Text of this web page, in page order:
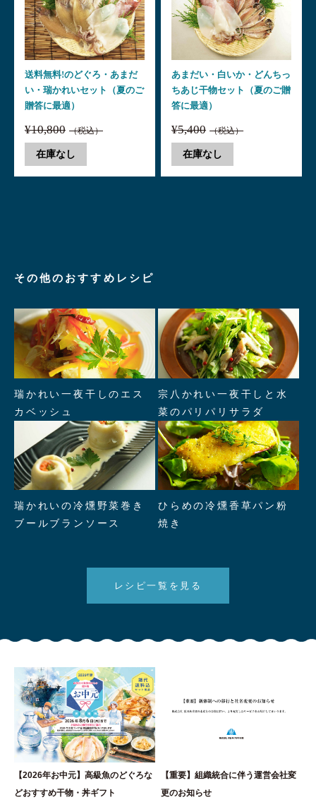
送料無料!のどぐろ・あまだ
い・瑞かれいセット（夏のご
贈答に最適）
¥10,800 （税込）
在庫なし
あまだい・白いか・どんちっ
ちあじ干物セット（夏のご贈
答に最適）
¥5,400 （税込）
在庫なし
その他のおすすめレシピ
" alt="瑞かれい一夜干しのエス
瑞かれい一夜干しのエス
カベッシュ
" alt="宗八かれい一夜干しと水
菜のパリパリサラダ"/>
宗八かれい一夜干しと水
菜のパリパリサラダ
" alt="瑞かれいの冷燻野菜巻き
ブールブランソース"/>
瑞かれいの冷燻野菜巻き
ブールブランソース
" alt="ひらめの冷燻香草パン粉
焼き"/>
ひらめの冷燻香草パン粉
焼き
レシピ一覧を見る
【2026年お中元】高級魚のどぐろな
どおすすめ干物・丼ギフト
【重要】組織統合に伴う運営会社変
更のお知らせ